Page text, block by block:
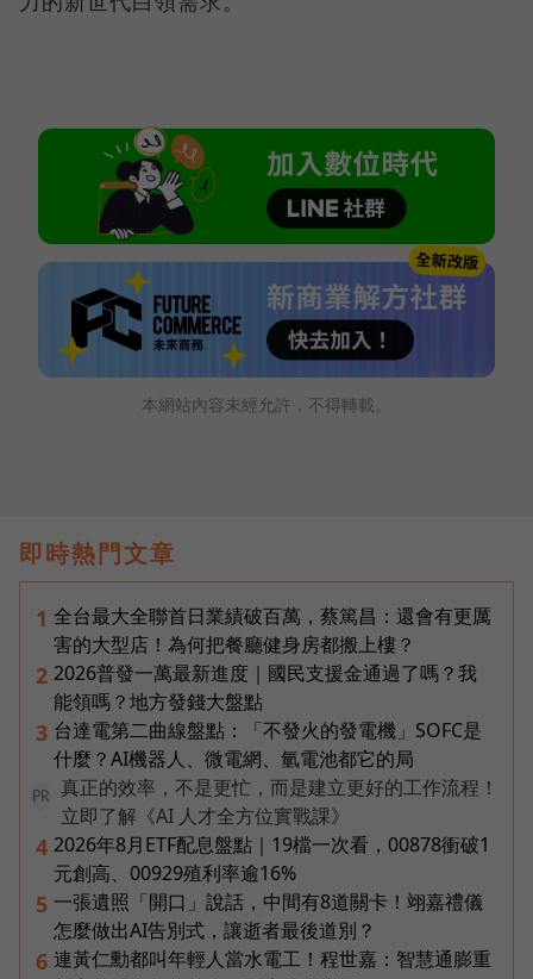
本網站內容未經允許，不得轉載。
即時熱門文章
1 全台最大全聯首日業績破百萬，蔡篤昌：還會有更厲
害的大型店！為何把餐廳健身房都搬上樓？
2 2026普發一萬最新進度｜國民支援金通過了嗎？我
能領嗎？地方發錢大盤點
3 台達電第二曲線盤點：「不發火的發電機」SOFC是
什麼？AI機器人、微電網、氫電池都它的局
PR
真正的效率，不是更忙，而是建立更好的工作流程！
立即了解《AI 人才全方位實戰課》
4 2026年8月ETF配息盤點｜19檔一次看，00878衝破1
元創高、00929殖利率逾16%
5 一張遺照「開口」說話，中間有8道關卡！翊嘉禮儀
怎麼做出AI告別式，讓逝者最後道別？
6 連黃仁勳都叫年輕人當水電工！程世嘉：智慧通膨重